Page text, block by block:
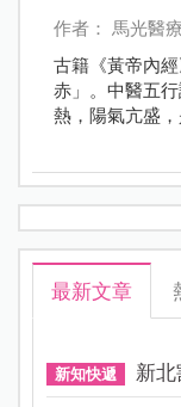
作者： 馬光醫
古籍《黃帝內
赤」。中醫五
熱，陽氣亢盛
初夏養生的重
最新文章
新知快遞 新